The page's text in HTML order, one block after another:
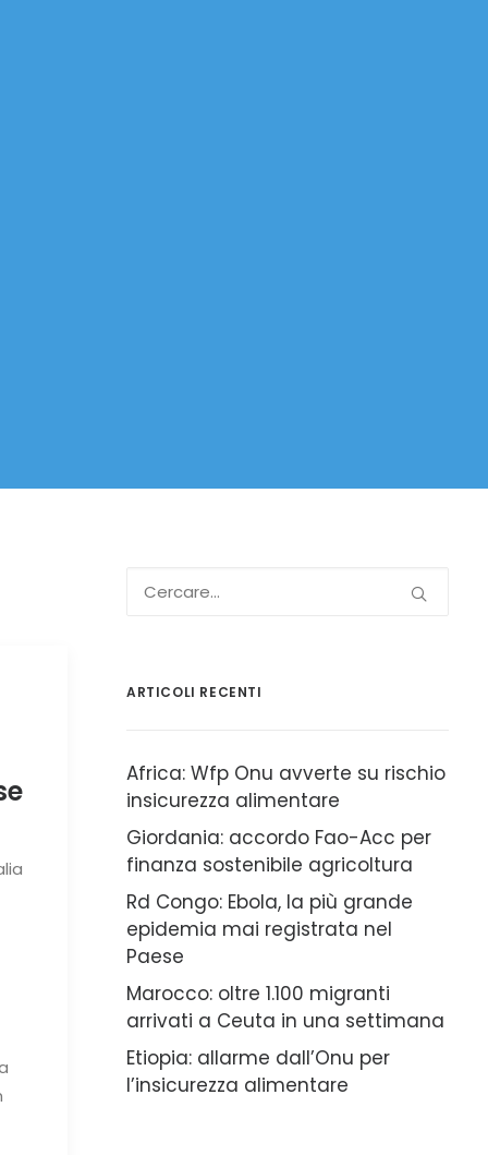
ARTICOLI RECENTI
Africa: Wfp Onu avverte su rischio
insicurezza alimentare
Giordania: accordo Fao-Acc per
finanza sostenibile agricoltura
Rd Congo: Ebola, la più grande
epidemia mai registrata nel
Paese
Marocco: oltre 1.100 migranti
arrivati a Ceuta in una settimana
Etiopia: allarme dall’Onu per
l’insicurezza alimentare